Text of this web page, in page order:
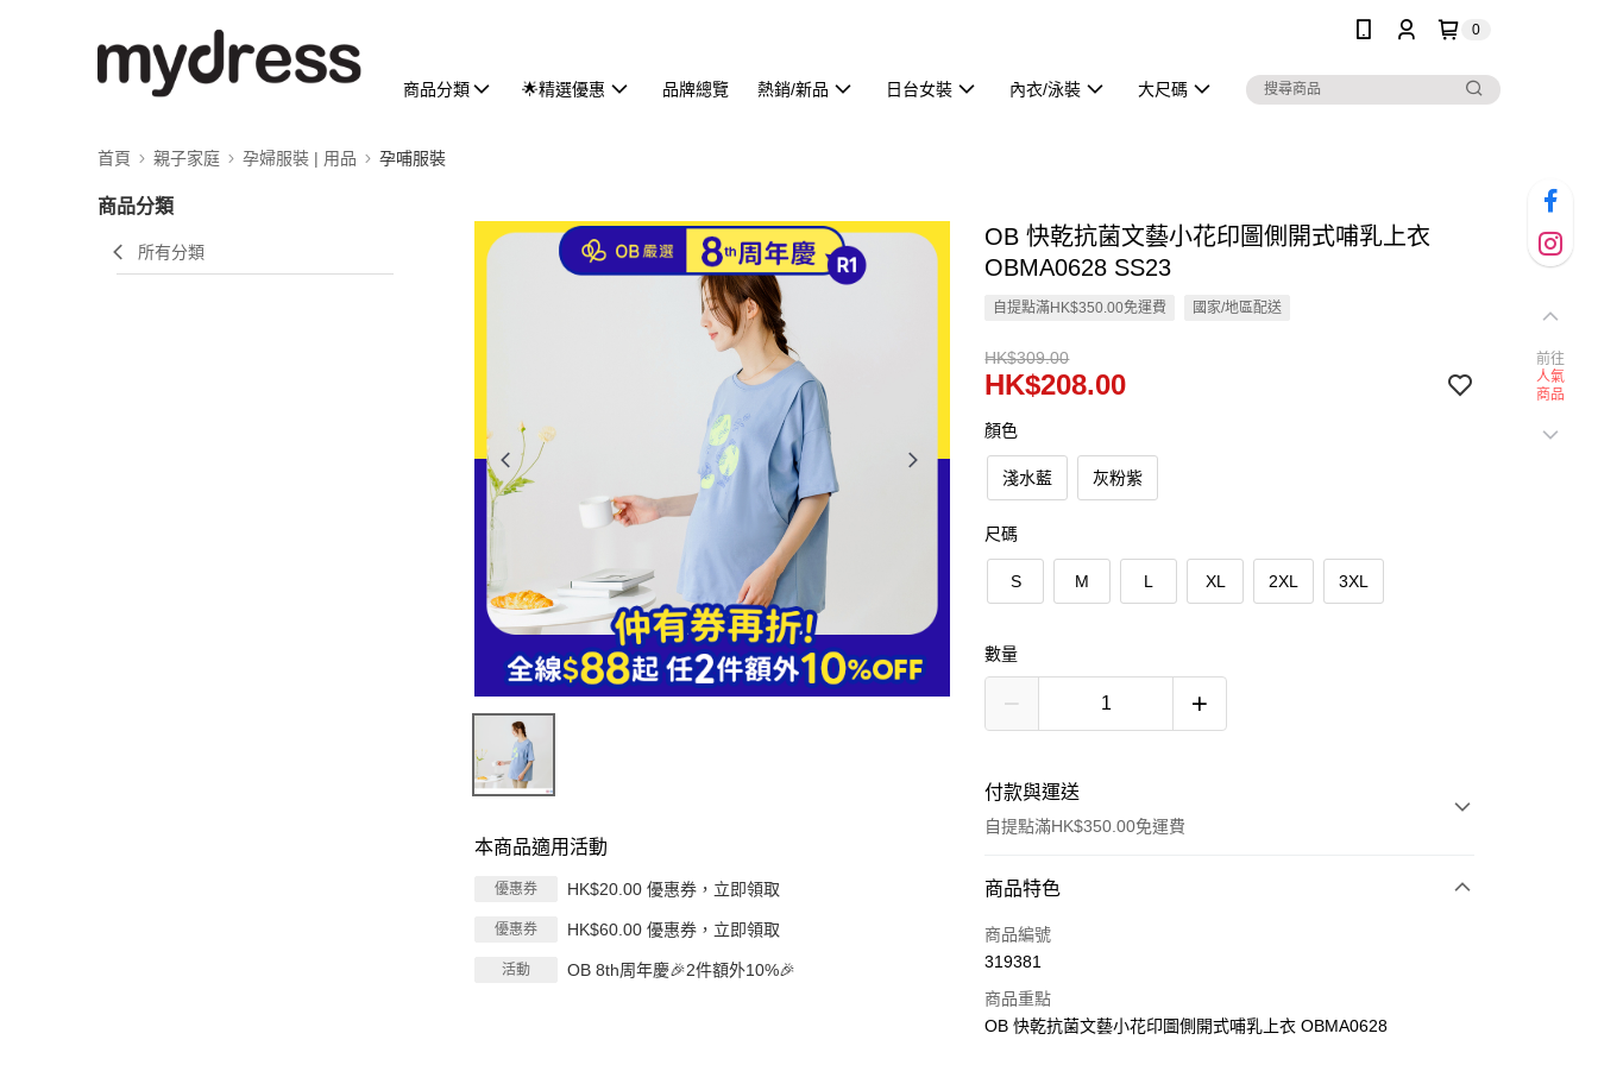
0
商品分類 🌟精選優惠 品牌總覽 熱銷/新品 日台女裝 內衣/泳裝 大尺碼
首頁 親子家庭 孕婦服裝 | 用品 孕哺服裝
商品分類
所有分類
本商品適用活動
優惠券 HK$20.00 優惠券，立即領取
優惠券 HK$60.00 優惠券，立即領取
活動 OB 8th周年慶🎉2件額外10%🎉
OB 快乾抗菌文藝小花印圖側開式哺乳上衣
OBMA0628 SS23
自提點滿HK$350.00免運費 國家/地區配送
HK$309.00
HK$208.00
顏色
淺水藍 灰粉紫
尺碼
S M L XL 2XL 3XL
數量
付款與運送
自提點滿HK$350.00免運費
付款方式
信用卡
AlipayHK
商品特色
商品編號
319381
商品重點
OB 快乾抗菌文藝小花印圖側開式哺乳上衣 OBMA0628
前往
人氣
商品